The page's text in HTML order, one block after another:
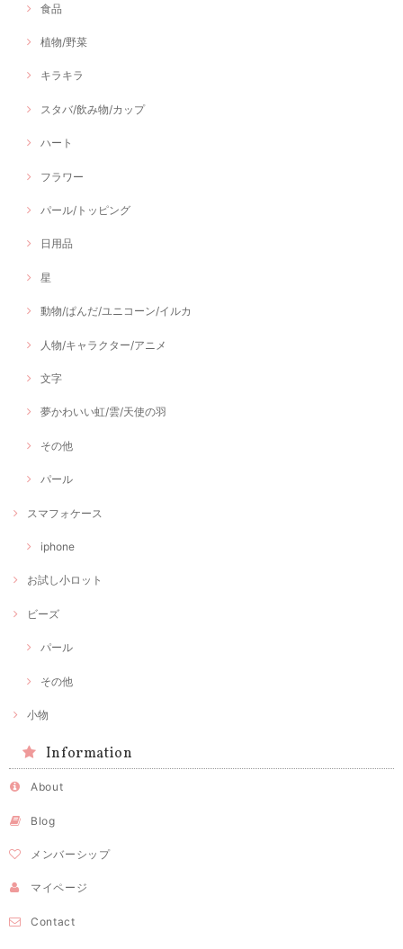
食品
植物/野菜
キラキラ
スタバ/飲み物/カップ
ハート
フラワー
パール/トッピング
日用品
星
動物/ぱんだ/ユニコーン/イルカ
人物/キャラクター/アニメ
文字
夢かわいい虹/雲/天使の羽
その他
パール
スマフォケース
iphone
お試し小ロット
ビーズ
パール
その他
小物
Information
About
Blog
メンバーシップ
マイページ
Contact